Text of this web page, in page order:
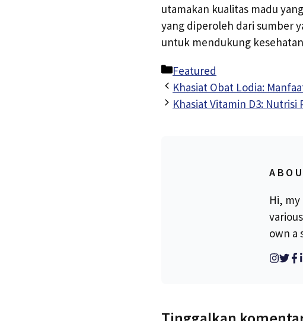
utamakan kualitas madu
yang diperoleh dari sumber
untuk mendukung
Kategori
Featured
Khasiat Obat Lodia:
Khasiat Vitamin D3:
Hi,
own a